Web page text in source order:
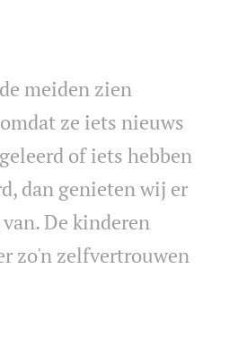
meiden zien
ze iets nieuws
of iets hebben
dan genieten wij er
De kinderen
zo'n zelfvertrouwen